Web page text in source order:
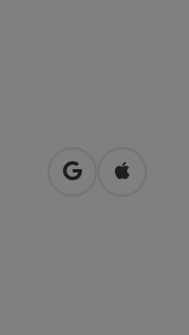
open inOpen in